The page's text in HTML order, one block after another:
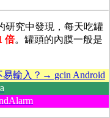
研究中發現，每天吃罐
倍。罐頭的內膜一般是
輸入？→ gcin Android